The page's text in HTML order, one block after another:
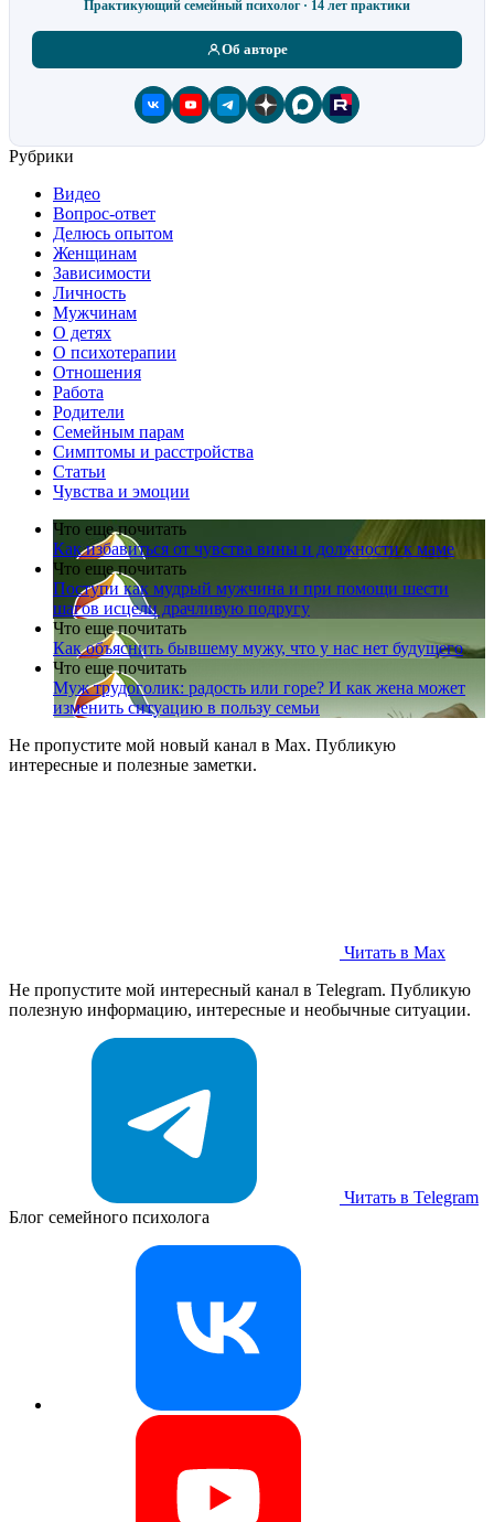
Практикующий семейный психолог · 14 лет практики
Об авторе
Рубрики
Видео
Вопрос-ответ
Делюсь опытом
Женщинам
Зависимости
Личность
Мужчинам
О детях
О психотерапии
Отношения
Работа
Родители
Семейным парам
Симптомы и расстройства
Статьи
Чувства и эмоции
Что еще почитать
Как избавиться от чувства вины и должности к маме
Что еще почитать
Поступи как мудрый мужчина и при помощи шести
шагов исцели драчливую подругу
Что еще почитать
Как объяснить бывшему мужу, что у нас нет будущего
Что еще почитать
Муж трудоголик: радость или горе? И как жена может
изменить ситуацию в пользу семьи
Не пропустите мой новый канал в Max. Публикую
интересные и полезные заметки.
Читать в Max
Не пропустите мой интересный канал в Telegram. Публикую
полезную информацию, интересные и необычные ситуации.
Читать в Telegram
Блог семейного психолога